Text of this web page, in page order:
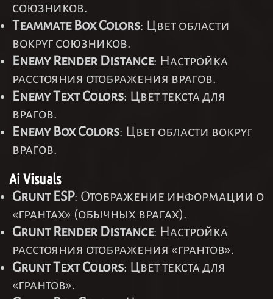
союзников.
Teammate Box Colors: Цвет области
вокруг союзников.
Enemy Render Distance: Настройка
расстояния отображения врагов.
Enemy Text Colors: Цвет текста для
врагов.
Enemy Box Colors: Цвет области вокруг
врагов.
Ai Visuals
Grunt ESP: Отображение информации о
«грантах» (обычных врагах).
Grunt Render Distance: Настройка
расстояния отображения «грантов».
Grunt Text Colors: Цвет текста для
«грантов».